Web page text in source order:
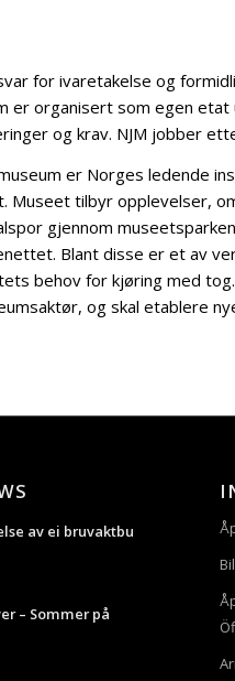
for ivaretakelse og
organisert som egen
og krav. NJM jobber
er Norges ledende
tilbyr opplevelser,
gjennom
Blant disse er et av
behov for kjøring med
og skal etablere
av ei bruvaktbu
– Sommer på